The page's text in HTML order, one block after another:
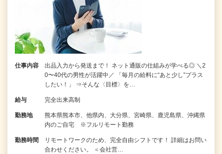
仕事内容
出品入力から発送まで！ ネット通販の仕組みが学べる◎ ＼2
0〜40代の男性が活躍中／ 「毎月の給料に“あと少し”プラス
したい！」 ⇒そんな〈目標〉を…
給与 完全出来高制
勤務地
熊本県熊本市、他県内、大分県、宮崎県、鹿児島県、沖縄県
内のご自宅 ※フルリモート勤務
勤務時間
リモートワークのため、完全自由シフトです！ 詳細はお問い
合わせください。 ＜会社営…